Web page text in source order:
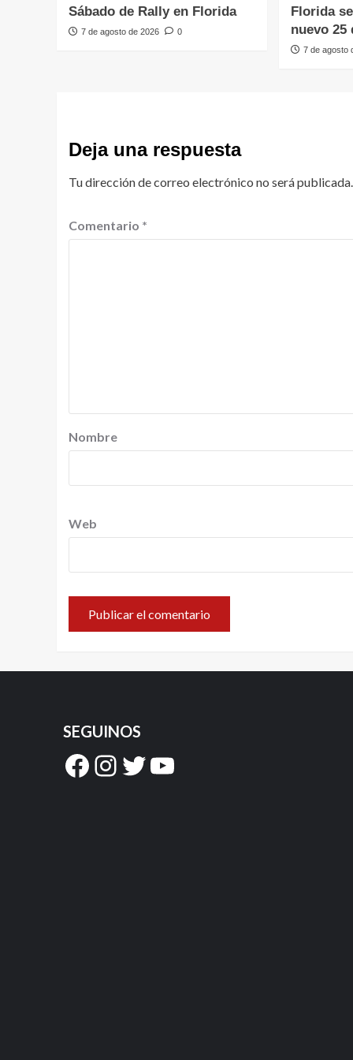
Sábado de Rally en Florida
7 de agosto de 2026 0
Florida
nuevo 25
7 de agosto
Deja una respuesta
Tu dirección de correo electrónico no será publicada.
Comentario *
Nombre
Web
SEGUINOS
Facebook
Instagram
Twitter
YouTube